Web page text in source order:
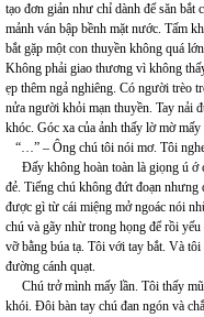
tạo đơn giản như chỉ dành để săn bắt
mảnh ván bập bềnh mặt nước. Tấm
bắt gặp một con thuyền không quá
Không phải giao thương vì không
ẹp thêm ngả nghiêng. Có người trèo
nửa người khỏi mạn thuyền. Tay nải
khóc. Góc xa của ảnh thấy lờ mờ
“…” – Ông chú tôi nói mơ. Tôi
Đấy không hoàn toàn là giọng ú ớ
đẻ. Tiếng chú không đứt đoạn
được gì từ cái miệng mở ngoác nói
chú và gãy nhừ trong họng để rồi
vỡ bằng búa tạ. Tôi với tay bắt. Và
đường cánh quạt.
Chú trở mình mấy lần. Tôi thấy
khói. Đôi bàn tay chú đan ngón và